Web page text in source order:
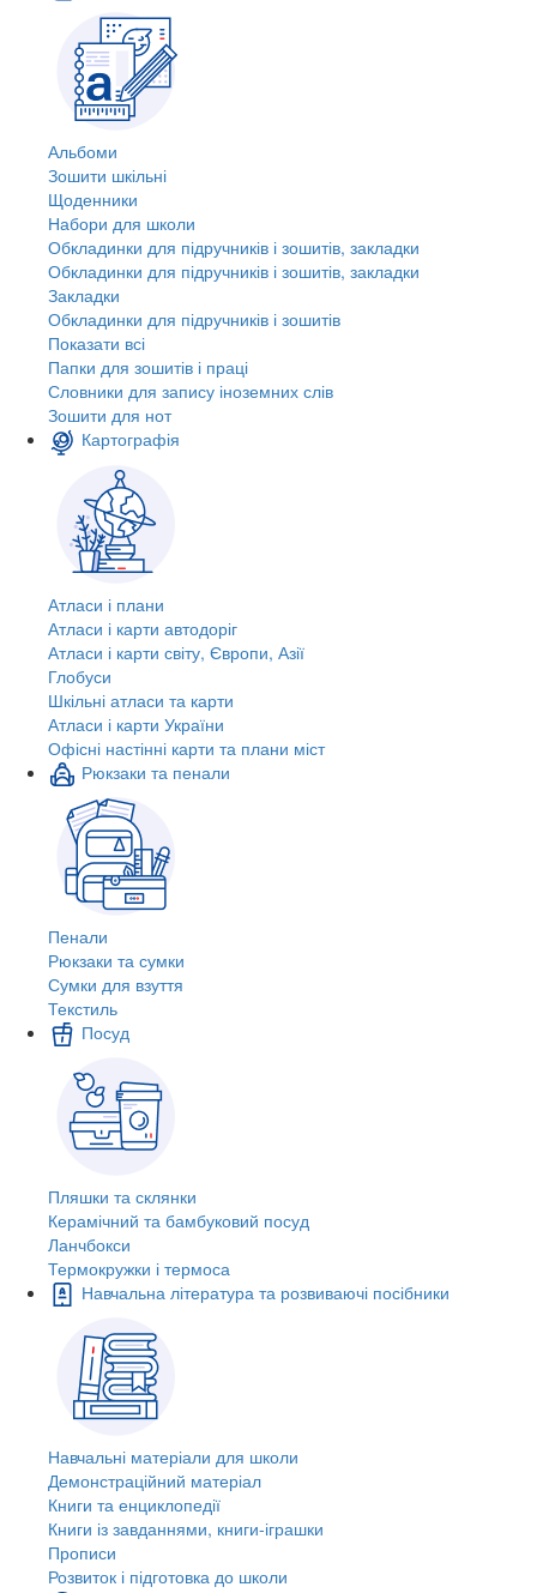
Альбоми
Зошити шкільні
Щоденники
Набори для школи
Обкладинки для підручників і зошитів, закладки
Обкладинки для підручників і зошитів, закладки
Закладки
Обкладинки для підручників і зошитів
Показати всі
Папки для зошитів і праці
Словники для запису іноземних слів
Зошити для нот
Картографія
Атласи і плани
Атласи і карти автодоріг
Атласи і карти світу, Європи, Азії
Глобуси
Шкільні атласи та карти
Атласи і карти України
Офісні настінні карти та плани міст
Рюкзаки та пенали
Пенали
Рюкзаки та сумки
Сумки для взуття
Текстиль
Посуд
Пляшки та склянки
Керамічний та бамбуковий посуд
Ланчбокси
Термокружки і термоса
Навчальна література та розвиваючі посібники
Навчальні матеріали для школи
Демонстраційний матеріал
Книги та енциклопедії
Книги із завданнями, книги-іграшки
Прописи
Розвиток і підготовка до школи